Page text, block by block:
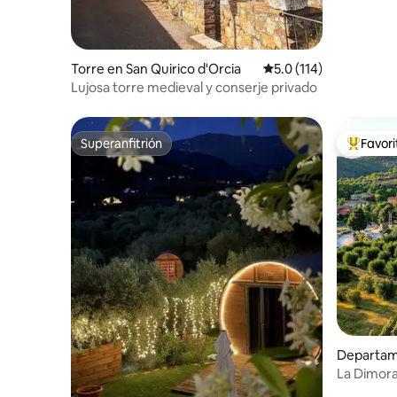
Torre en San Quirico d'Orcia Calificación promedio:
5.0 (114)
Lujosa torre medieval y conserje privado
Superanfitrión
Superanfitrión De los
mé
La